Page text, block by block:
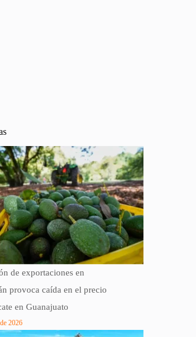
de exportaciones en
provoca caída en el precio
en Guanajuato
2026